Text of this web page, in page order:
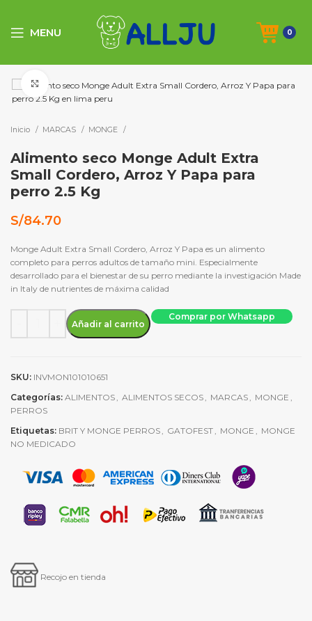
MENU 0
Click to enlarge
Inicio MARCAS MONGE
Alimento seco Monge Adult Extra
Small Cordero, Arroz Y Papa para
perro 2.5 Kg
S/84.70
Monge Adult Extra Small Cordero, Arroz Y Papa es un alimento
completo para perros adultos de tamaño mini. Especialmente
desarrollado para el bienestar de su perro mediante la investigación Made
in Italy de nutrientes de máxima calidad
Alimento seco Monge Adult Extra Small Cordero, Arroz Y
Añadir al carrito
Comprar por Whatsapp
SKU: INVMON101010651
Categorías: ALIMENTOS , ALIMENTOS SECOS , MARCAS , MONGE ,
PERROS
Etiquetas: BRIT Y MONGE PERROS , GATOFEST , MONGE , MONGE
NO MEDICADO
Recojo en tienda